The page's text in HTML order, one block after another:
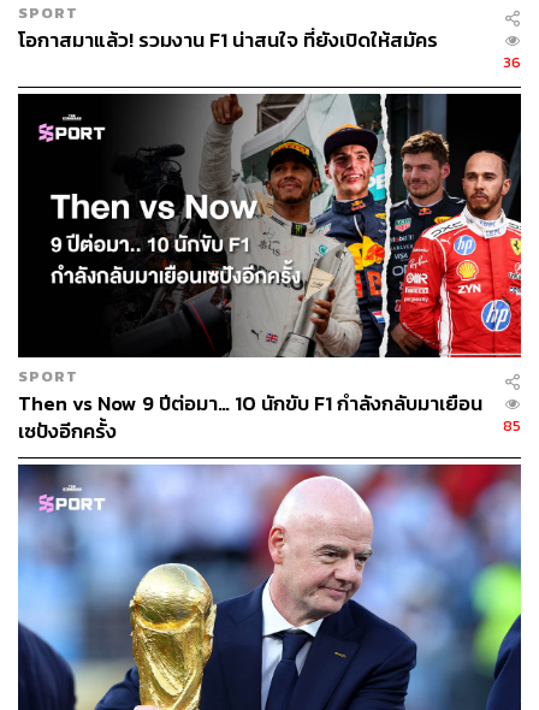
SPORT
โอกาสมาแล้ว! รวมงาน F1 น่าสนใจ ที่ยังเปิดให้สมัคร
36
SPORT
Then vs Now 9 ปีต่อมา… 10 นักขับ F1 กำลังกลับมาเยือน
เซปังอีกครั้ง
85